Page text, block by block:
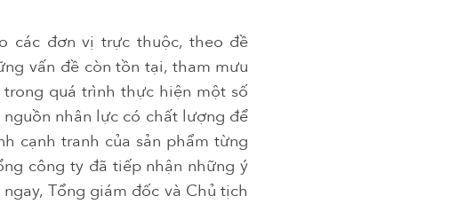
các đơn vị trực thuộc, theo đề
vấn đề còn tồn tại, tham mưu
quá trình thực hiện một số
nhân lực có chất lượng để
cạnh tranh của sản phẩm từng
công ty đã tiếp nhận những ý
Tổng giám đốc và Chủ tịch